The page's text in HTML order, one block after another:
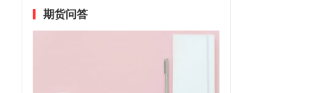
期货问答